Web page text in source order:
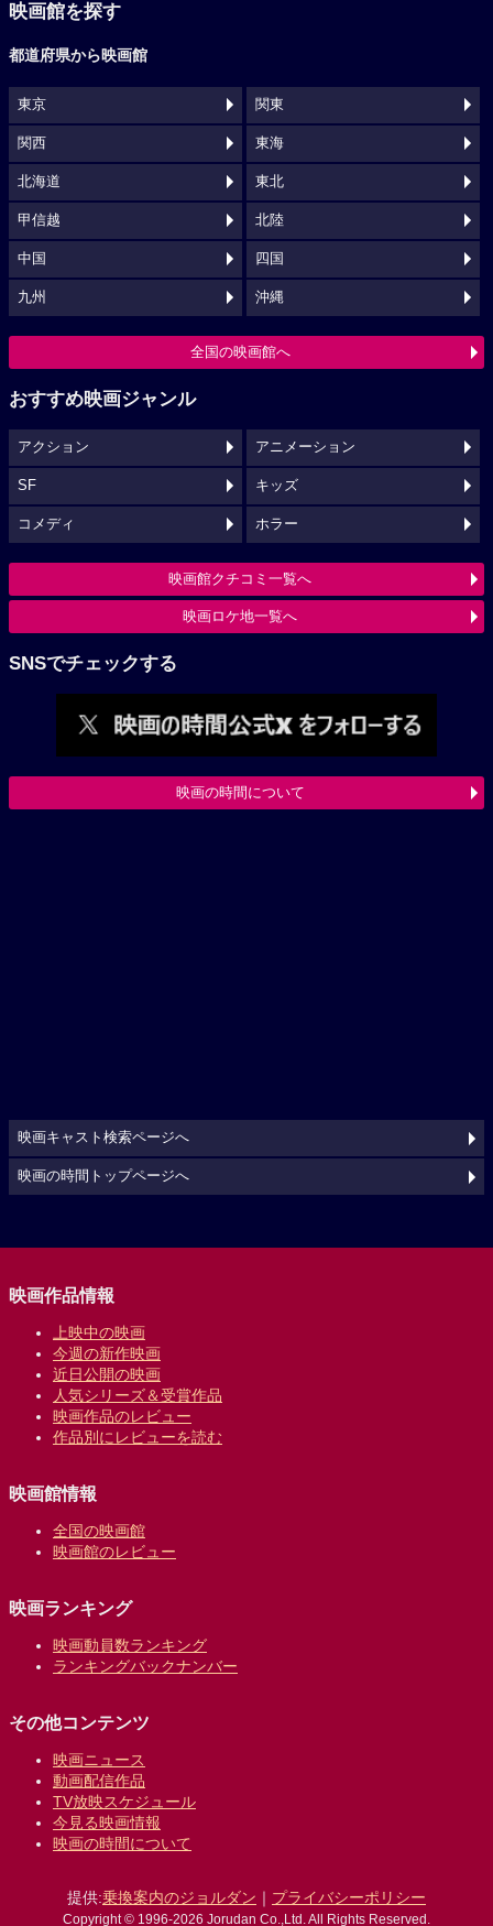
映画館を探す
都道府県から映画館
東京 関東
関西 東海
北海道 東北
甲信越 北陸
中国 四国
九州 沖縄
全国の映画館へ
おすすめ映画ジャンル
アクション アニメーション
SF キッズ
コメディ ホラー
映画館クチコミ一覧へ
映画ロケ地一覧へ
SNSでチェックする
映画の時間について
映画キャスト検索ページへ
映画の時間トップページへ
映画作品情報
上映中の映画
今週の新作映画
近日公開の映画
人気シリーズ＆受賞作品
映画作品のレビュー
作品別にレビューを読む
映画館情報
全国の映画館
映画館のレビュー
映画ランキング
映画動員数ランキング
ランキングバックナンバー
その他コンテンツ
映画ニュース
動画配信作品
TV放映スケジュール
今見る映画情報
映画の時間について
提供:乗換案内のジョルダン ｜ プライバシーポリシー
Copyright © 1996-2026 Jorudan Co.,Ltd. All Rights Reserved.